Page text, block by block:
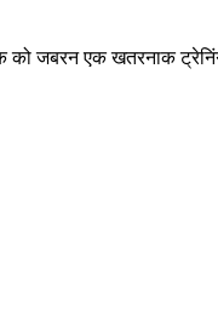
जबरन एक खतरनाक